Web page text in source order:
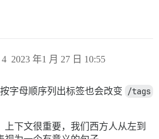
2023 年1 月 27 日 10:55
4
按字母顺序列出标签也会改变 /tags
上下文很重要，我们西方人从左到